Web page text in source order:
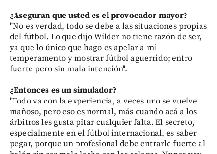
¿Aseguran que ustedes el provocador mayor?
"No es verdad, todo se debe a las situaciones propias
del fútbol. Lo que dijo Wílder no tiene razón de ser,
ya que lo único que hago es apelar a mi
temperamento y mostrar fútbol aguerrido; entro
fuerte pero sin mala intención".
¿Entonces es un simulador?
"Todo va con la experiencia, a veces uno se vuelve
mañoso, pero eso es normal, más cuando acá a los
árbitros les gusta pitar cualquier falta. El secreto,
especialmente en el fútbol internacional, es saber
pegar, porque un profesional debe entrarle fuerte al